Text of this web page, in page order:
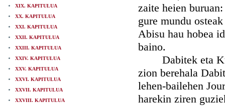
XIX. KAPITULUA
XX. KAPITULUA
XXI. KAPITULUA
XXII. KAPITULUA
XXIII. KAPITULUA
XXIV. KAPITULUA
XXV. KAPITULUA
XXVI. KAPITULUA
XXVII. KAPITULUA
XXVIII. KAPITULUA
zaite heien
gure mundu
Abisu hau hobea
baino.
Dabitek eta
zion berehala
lehen-bailehen
harekin ziren